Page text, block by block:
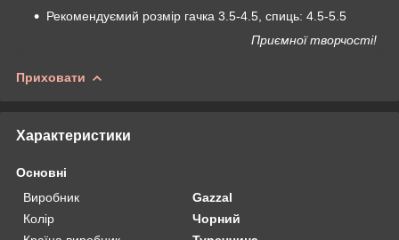
Рекомендуємий розмір гачка 3.5-4.5, спиць: 4.5-5.5
Приємної творчості!
Приховати
Характеристики
Основні
Виробник
Gazzal
Колір
Чорний